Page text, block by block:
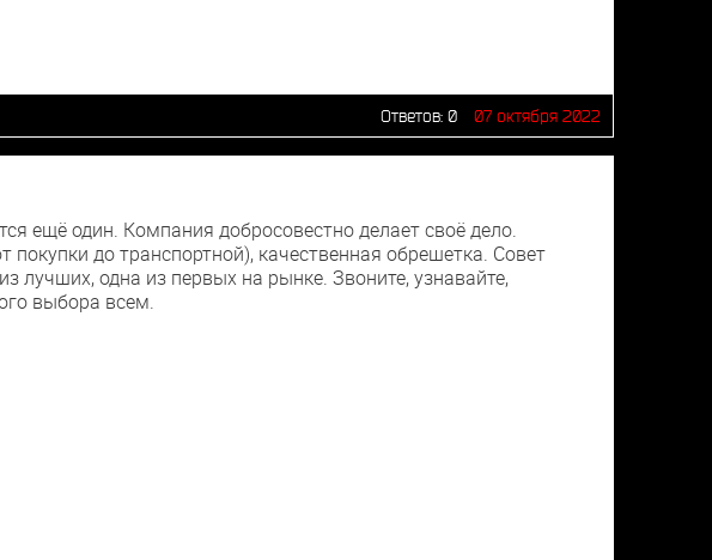
Ответов: 0 07 октября 2022
ещё один. Компания добросовестно делает своё дело.
до транспортной), качественная обрешетка. Совет
лучших, одна из первых на рынке. Звоните, узнавайте,
выбора всем.